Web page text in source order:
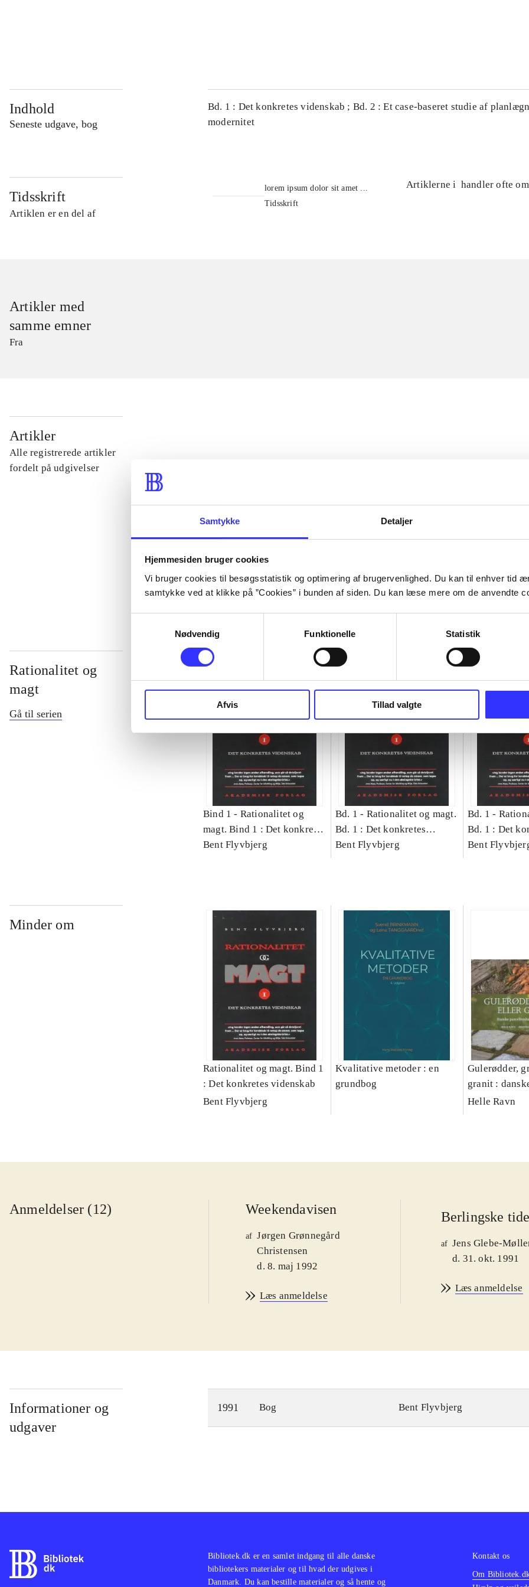
Samtykke Detaljer
Hjemmesiden bruger cookies
Vi bruger cookies til besøgsstatistik og optimering af brugervenlighed. Du kan til enhver tid
samtykke ved at klikke på ”Cookies” i bunden af siden. Du kan læse mere om de anvendte
Nødvendig
Funktionelle Statistik
Afvis Tillad valgte
Indhold
Seneste udgave, bog
Bd. 1 : Det konkretes videnskab ; Bd. 2 : Et case-baseret studie af
modernitet
Tidsskrift
Artiklen er en del af
lorem ipsum dolor sit amet ...
Tidsskrift
Artiklerne i handler ofte om
Artikler med
samme emner
Fra
Artikler
Alle registrerede artikler
fordelt på udgivelser
...
...
...
Rationalitet og
magt
Gå til serien
Bind 1 - Rationalitet og
magt. Bind 1 : Det konkretes
videnskab
Bent Flyvbjerg
Bd. 1 - Rationalitet og magt.
Bd. 1 : Det konkretes
videnskab
Bent Flyvbjerg
Bd. 1 -
Bd. 1 : Det
videnskab
Bent
Minder om
Rationalitet og magt. Bind 1
: Det konkretes videnskab
Bent Flyvbjerg
Kvalitative metoder : en
grundbog
Gulerødder,
granit :
Helle Ravn
Anmeldelser (12) Weekendavisen
af Jørgen Grønnegård
Christensen
d. 8. maj 1992
Læs anmeldelse
Berlingske
af Jens Glebe-
d. 31. okt. 1991
Læs anmeldelse
Informationer og
udgaver
1991 Bog Bent Flyvbjerg
Bibliotek.dk er en samlet indgang til alle danske
bibliotekers materialer og til hvad der udgives i
Danmark. Du kan bestille materialer og så hente og
Kontakt os
Om